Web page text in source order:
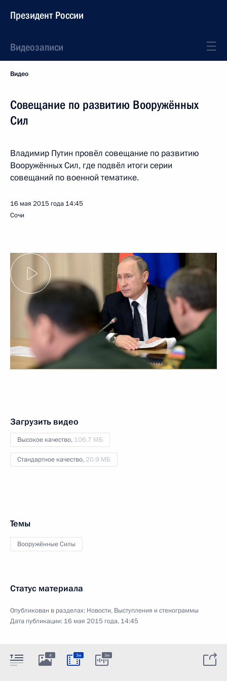
Президент России
Видеозаписи
Видео
Совещание по развитию Вооружённых
Сил
Владимир Путин провёл совещание по развитию
Вооружённых Сил, где подвёл итоги серии
совещаний по военной тематике.
16 мая 2015 года 14:45
Сочи
Загрузить видео
Высокое качество, 106.7 МБ
Стандартное качество, 20.9 МБ
Темы
Вооружённые Силы
Статус материала
Опубликован в разделах: Новости, Выступления и стенограммы
Дата публикации: 16 мая 2015 года, 14:45
4 3м 3м